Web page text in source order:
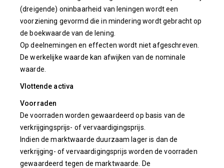
(dreigende) oninbaarheid van leningen wordt een
voorziening gevormd die in mindering wordt gebracht op
de boekwaarde van de lening.
Op deelnemingen en effecten wordt niet afgeschreven.
De werkelijke waarde kan afwijken van de nominale
waarde.
Vlottende activa
Voorraden
De voorraden worden gewaardeerd op basis van de
verkrijgingsprijs- of vervaardigingsprijs.
Indien de marktwaarde duurzaam lager is dan de
verkrijging- of vervaardigingsprijs worden de voorraden
gewaardeerd tegen de marktwaarde. De